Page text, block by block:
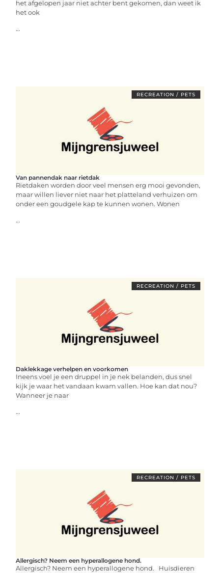
het afgelopen jaar niet achter bent gekomen, dan weet ik
het ook
...
RECREATION / PETS
Van pannendak naar rietdak
Rietdaken worden door veel mensen erg mooi gevonden,
maar willen liever niet naar het platteland verhuizen om
onder een goudgele kap te kunnen wonen. Wonen
...
RECREATION / PETS
Daklekkage verhelpen en voorkomen
Ineens voel je een druppel in je nek belanden, dus snel
kijk je waar het vandaan kwam vallen. Hoe kan dat nou?
Wanneer je naar
...
RECREATION / PETS
Allergisch? Neem een hyperallogene hond.
Allergisch? Neem een hyperallogene hond. Huisdieren